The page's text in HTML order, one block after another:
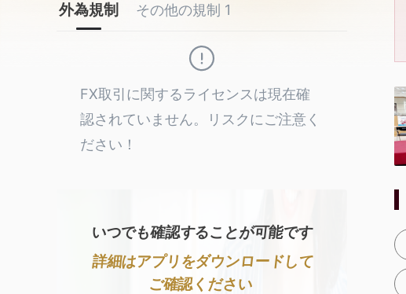
6
7
9
4
5
7
8
外為規制 その他の規制 1
FX取引に関するライセンスは現在確
認されていません。リスクにご注意く
ださい！
いつでも確認することが可能です
詳細はアプリをダウンロードして
ご確認ください